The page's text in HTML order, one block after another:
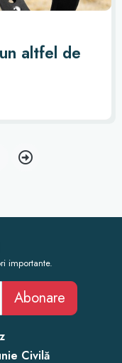
altfel de
importante.
Abonare
Civilă